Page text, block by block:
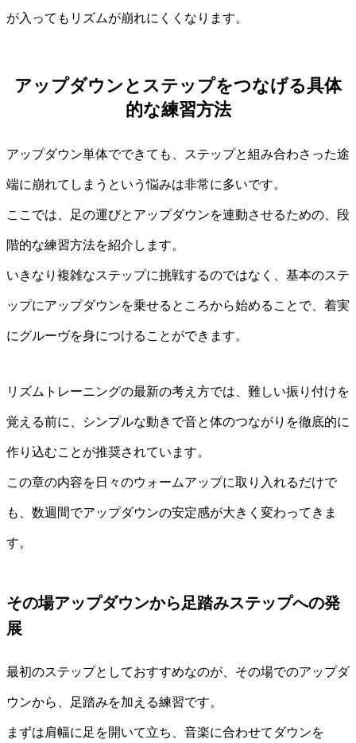
が入ってもリズムが崩れにくくなります。
アップダウンとステップをつなげる具体
的な練習方法
アップダウン単体でできても、ステップと組み合わさった途
端に崩れてしまうという悩みは非常に多いです。
ここでは、足の運びとアップダウンを連動させるための、段
階的な練習方法を紹介します。
いきなり複雑なステップに挑戦するのではなく、基本のステ
ップにアップダウンを乗せるところから始めることで、着実
にグルーヴを身につけることができます。
リズムトレーニングの最新の考え方では、難しい振り付けを
覚える前に、シンプルな動きで音と体のつながりを徹底的に
作り込むことが推奨されています。
この章の内容を日々のウォームアップに取り入れるだけで
も、数週間でアップダウンの安定感が大きく変わってきま
す。
その場アップダウンから足踏みステップへの発
展
最初のステップとしておすすめなのが、その場でのアップダ
ウンから、足踏みを加える練習です。
まずは肩幅に足を開いて立ち、音楽に合わせてダウンを